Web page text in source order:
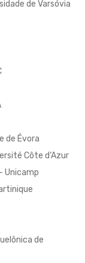
de Varsóvia
de Évora
Côte d’Azur
Unicamp
de